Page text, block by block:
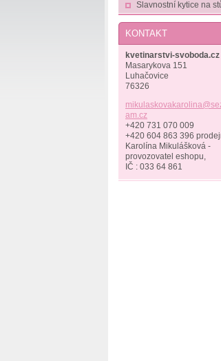
Slavnostní kytice na
KONTAKT
kvetinarstvi-svoboda.cz
Masarykova 151
Luhačovice
76326
mikulaskovakarol
am.cz
+420 731 070 009
+420 604 863 396
Karolína Mikulášková -
provozovatel eshopu,
IČ : 033 64 861